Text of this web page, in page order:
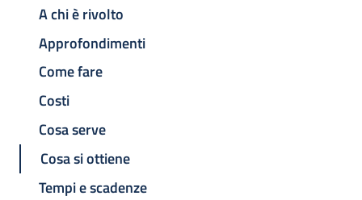
A chi è rivolto
Approfondimenti
Come fare
Costi
Cosa serve
Cosa si ottiene
Tempi e scadenze